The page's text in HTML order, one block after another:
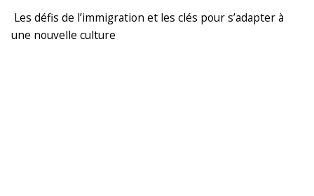
Les défis de l’immigration et les clés pour s’adapter à
une nouvelle culture